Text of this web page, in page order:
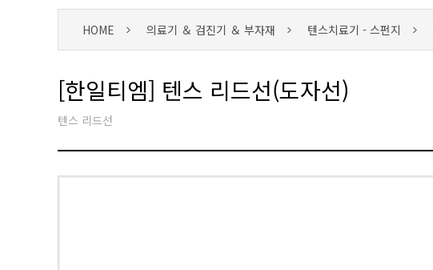
HOME 의료기 ＆ 검진기 ＆ 부자재 텐스치료기 - 스펀지
[한일티엠] 텐스 리드선(도자선)
텐스 리드선